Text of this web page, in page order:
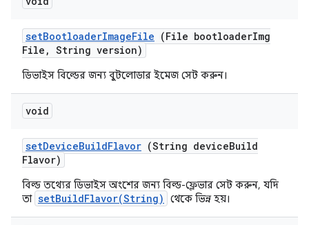
setBootloaderImageFile (File bootloaderImg
File , String version)
ডিভাইস বিল্ডের জন্য বুটলোডার ইমেজ সেট করুন।
void
setDeviceBuildFlavor (String deviceBuild
Flavor)
বিল্ড তথ্যের ডিভাইস অংশের জন্য বিল্ড-ফ্লেভার সেট করুন, যদি
তা setBuildFlavor(String) থেকে ভিন্ন হয়।